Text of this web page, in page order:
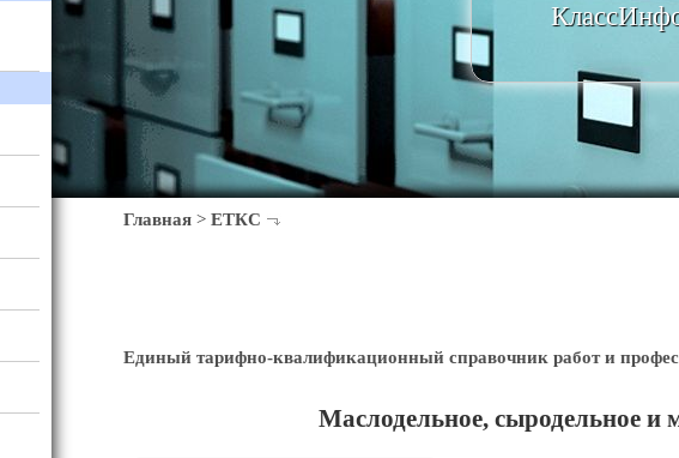
Главная > ЕТКС
Единый тарифно-квалификационный справочник работ и
Маслодельное, сыродельное и